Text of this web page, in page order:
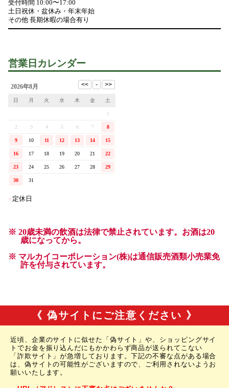
《 偽サイトにご注意ください 》
近頃、企業のサイトに似せた「偽サイト」や、ショッピングサイ
トでお金を振り込んだにもかかわらず商品が送られてこない
「詐欺サイト」が急増しております。下記の不審な点がある場合
は、偽サイトの可能性がございますので、ご利用されないようお
願いいたします。